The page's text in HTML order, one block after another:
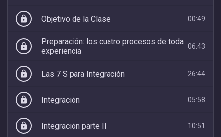
lock Objetivo de la Clase 00:49
lock
Preparación: los cuatro procesos de toda
experiencia
06:43
lock Las 7 S para Integración 26:44
lock Integración 05:58
lock Integración parte II 10:51